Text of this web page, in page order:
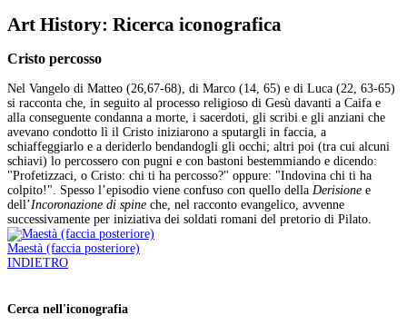
Art History: Ricerca iconografica
Cristo percosso
Nel Vangelo di Matteo (26,67-68), di Marco (14, 65) e di Luca (22, 63-65)
si racconta che, in seguito al processo religioso di Gesù davanti a Caifa e
alla conseguente condanna a morte, i sacerdoti, gli scribi e gli anziani che
avevano condotto lì il Cristo iniziarono a sputargli in faccia, a
schiaffeggiarlo e a deriderlo bendandogli gli occhi; altri poi (tra cui alcuni
schiavi) lo percossero con pugni e con bastoni bestemmiando e dicendo:
"Profetizzaci, o Cristo: chi ti ha percosso?" oppure: "Indovina chi ti ha
colpito!". Spesso l’episodio viene confuso con quello della Derisione e
dell’Incoronazione di spine che, nel racconto evangelico, avvenne
successivamente per iniziativa dei soldati romani del pretorio di Pilato.
Maestà (faccia posteriore)
INDIETRO
Cerca nell'iconografia